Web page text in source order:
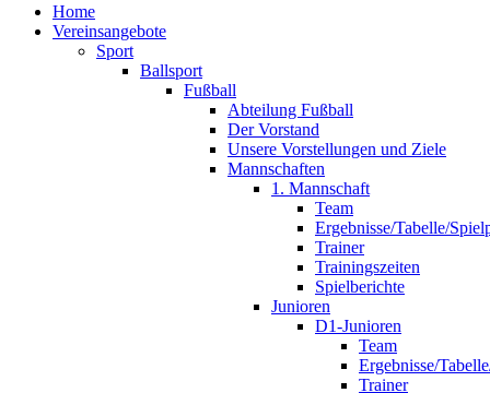
Home
Vereinsangebote
Sport
Ballsport
Fußball
Abteilung Fußball
Der Vorstand
Unsere Vorstellungen und Ziele
Mannschaften
1. Mannschaft
Team
Ergebnisse/Tabelle/
Trainer
Trainingszeiten
Spielberichte
Junioren
D1-Junioren
Team
Ergebnisse/
Trainer